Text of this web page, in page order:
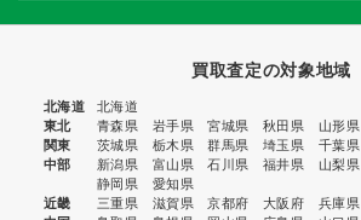
買取査定の対象地域
北海道
北海道
東北
青森県 岩手県 宮城県 秋田県 山形県
関東
茨城県 栃木県 群馬県 埼玉県 千葉県
中部
新潟県 富山県 石川県 福井県 山梨県
静岡県
愛知県
近畿
三重県 滋賀県 京都府 大阪府 兵庫県